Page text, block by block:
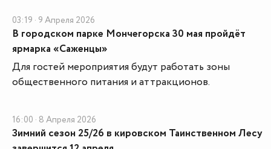
03:19 · 9 Апреля 2026
В городском парке Мончегорска 30 мая пройдёт
ярмарка «Саженцы»
Для гостей мероприятия будут работать зоны
общественного питания и аттракционов.
16:00 · 8 Апреля 2026
Зимний сезон 25/26 в кировском Таинственном Лесу